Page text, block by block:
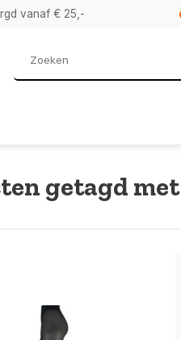
vanaf € 25,-
getagd